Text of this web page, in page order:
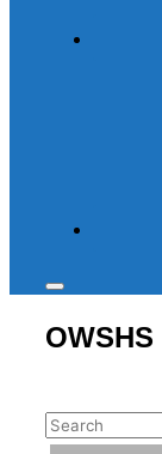
Toggle
&
navigation